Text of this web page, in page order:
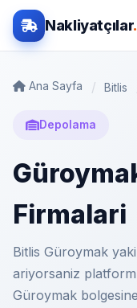
Nakliyatçılar
Ana Sayfa Bitlis
Depolama
Firmalari
Bitlis Güroymak
ariyorsaniz
Güroymak